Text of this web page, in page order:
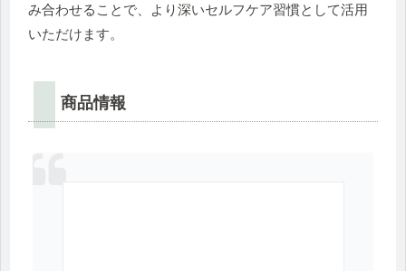
み合わせることで、より深いセルフケア習慣として活用
いただけます。
商品情報